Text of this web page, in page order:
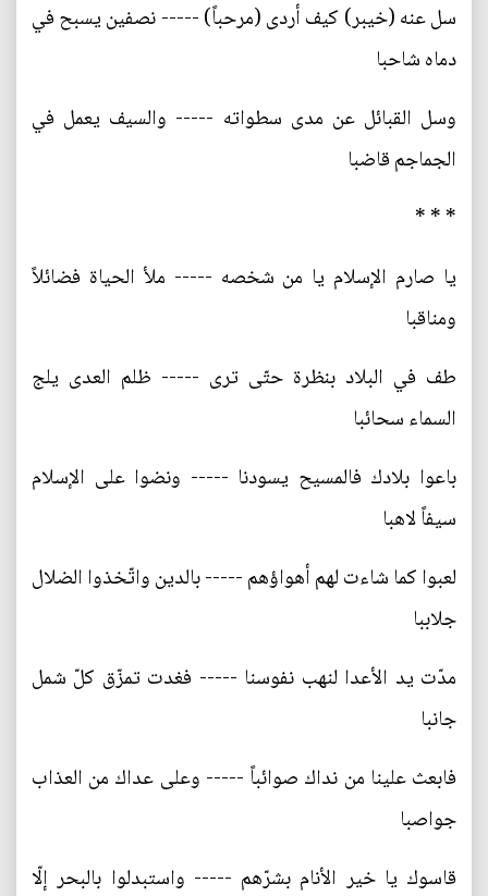
سل عنه (خيبر) كيف أردى (مرحباً) ----- نصفين يسبح في
دماه شاحبا
وسل القبائل عن مدى سطواته ----- والسيف يعمل في
الجماجم قاضبا
* * *
يا صارم الإسلام يا من شخصه ----- ملأ الحياة فضائلاً
ومناقبا
طف في البلاد بنظرة حتّى ترى ----- ظلم العدى يلج
السماء سحائبا
باعوا بلادك فالمسيح يسودنا ----- ونضوا على الإسلام
سيفاً لاهبا
لعبوا كما شاءت لهم أهواؤهم ----- بالدين واتّخذوا الضلال
جلاببا
مدّت يد الأعدا لنهب نفوسنا ----- فغدت تمزّق كلّ شمل
جانبا
فابعث علينا من نداك صوائباً ----- وعلى عداك من العذاب
جواصبا
قاسوك يا خير الأنام بشرّهم ----- واستبدلوا بالبحر إلّا